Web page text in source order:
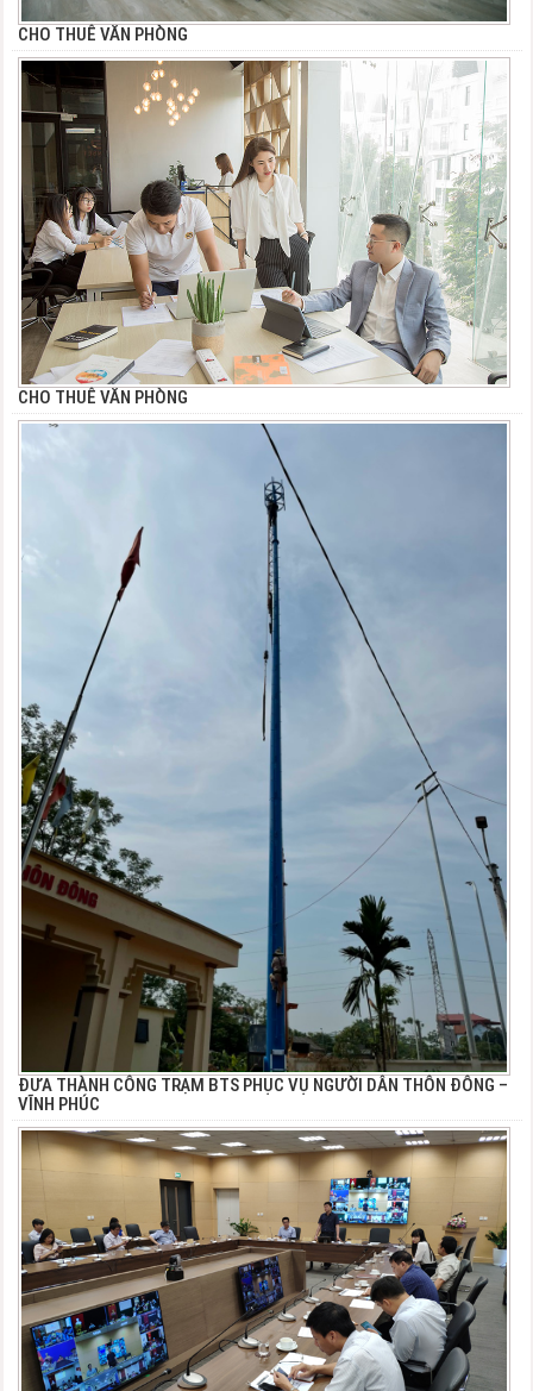
CHO THUÊ VĂN PHÒNG
CHO THUÊ VĂN PHÒNG
ĐƯA THÀNH CÔNG TRẠM BTS PHỤC VỤ NGƯỜI DÂN THÔN ĐÔNG –
VĨNH PHÚC